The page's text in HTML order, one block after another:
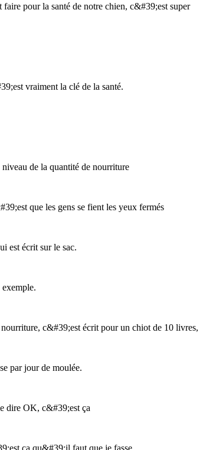
pour la santé de notre chien, c&#39;est super
vraiment la clé de la santé.
de la quantité de nourriture
que les gens se fient les yeux fermés
est écrit sur le sac.
c&#39;est écrit pour un chiot de 10 livres,
par jour de moulée.
dire OK, c&#39;est ça
ça qu&#39;il faut que je fasse.